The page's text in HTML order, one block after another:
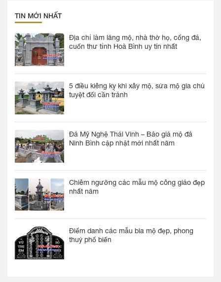
TIN MỚI NHẤT
Địa chỉ làm lăng mộ, nhà thờ họ, cổng đá,
cuốn thư tỉnh Hoà Bình uy tín nhất
5 điều kiêng kỵ khi xây mộ, sửa mộ gia chủ
tuyệt đối cần tránh
Đá Mỹ Nghệ Thái Vinh – Báo giá mộ đá
Ninh Bình cập nhật mới nhất năm
Chiêm ngưỡng các mẫu mộ công giáo đẹp
nhất năm
Điểm danh các mẫu bia mộ đẹp, phong
thuỷ phổ biến